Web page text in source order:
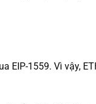
EIP-1559. Vì vậy,